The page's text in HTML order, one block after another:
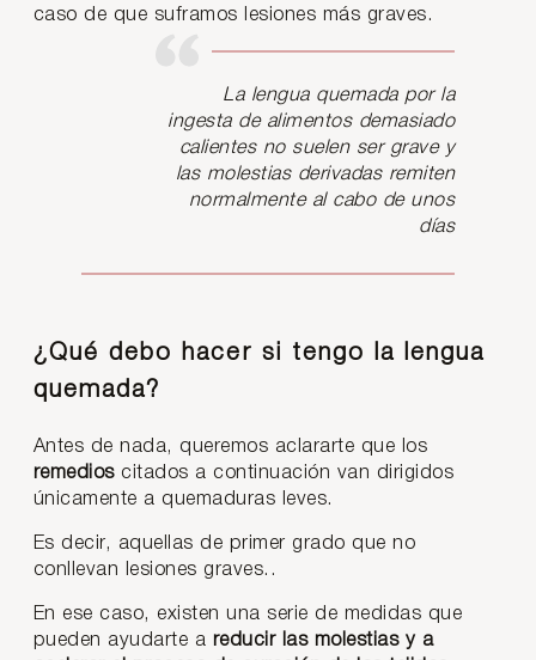
caso de que suframos lesiones más graves.
La lengua quemada por la
ingesta de alimentos demasiado
calientes no suelen ser grave y
las molestias derivadas remiten
normalmente al cabo de unos
días
¿Qué debo hacer si tengo la lengua
quemada?
Antes de nada, queremos aclararte que los
remedios citados a continuación van dirigidos
únicamente a quemaduras leves.
Es decir, aquellas de primer grado que no
conllevan lesiones graves..
En ese caso, existen una serie de medidas que
pueden ayudarte a reducir las molestias y a